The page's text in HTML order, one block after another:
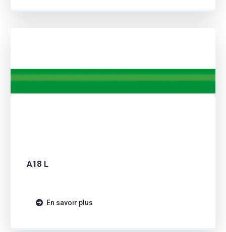
A18 L
En savoir plus